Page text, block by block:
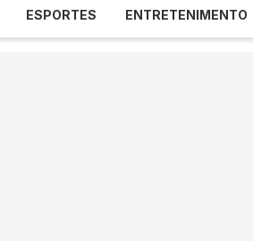
ESPORTES ENTRETENIMENTO